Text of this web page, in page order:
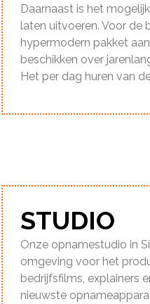
Daarnaast is het
laten uitvoeren. Voor de
hypermodern pakket
beschikken over
Het per dag huren van
STUDIO
Onze opnamestudio in
omgeving voor het
bedrijfsfilms, explainers
nieuwste